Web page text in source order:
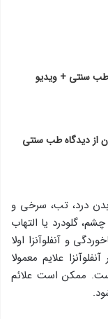
طب سنتی + ویدیو
از دیدگاه طب سنتی
درد، تب، سرخی و
گلودرد یا التهاب
و آنفلوآنزا اولا
علایم معمولا
ممکن است علائم